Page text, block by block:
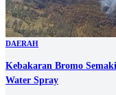
DAERAH
Kebakaran Bromo
Water Spray